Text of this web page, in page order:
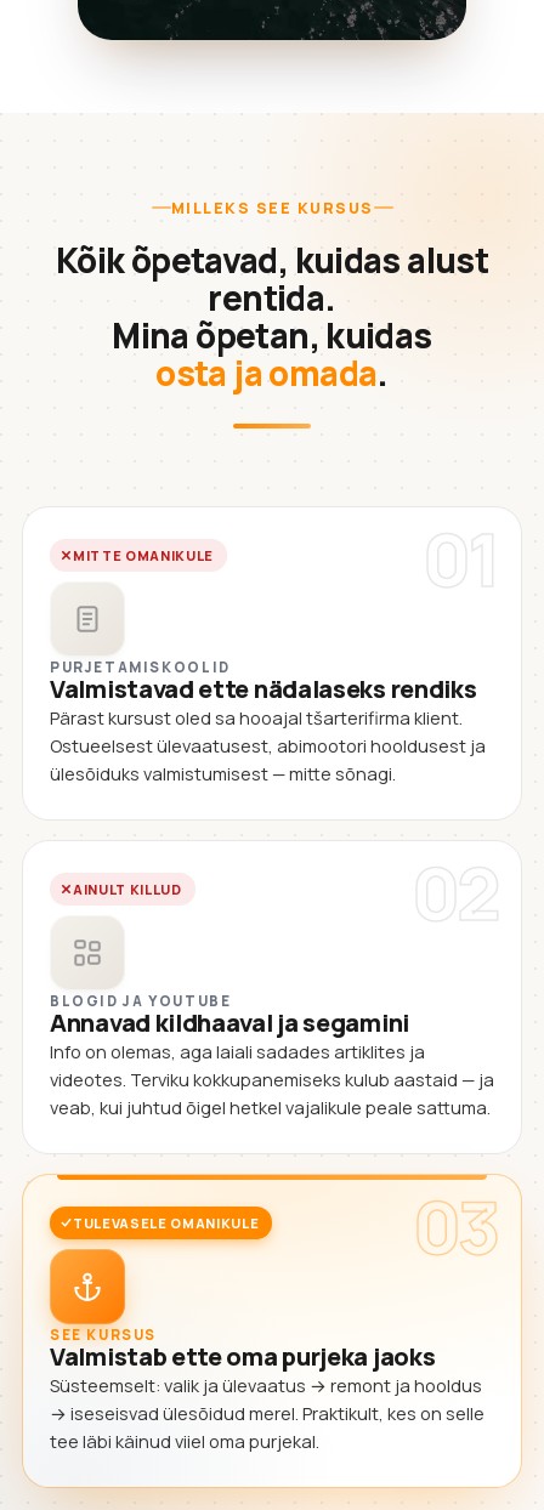
MILLEKS SEE KURSUS
Kõik õpetavad, kuidas alust
rentida.
Mina õpetan, kuidas
osta ja omada.
01
MITTE OMANIKULE
PURJETAMISKOOLID
Valmistavad ette nädalaseks rendiks
Pärast kursust oled sa hooajal tšarterifirma klient.
Ostueelsest ülevaatusest, abimootori hooldusest ja
ülesõiduks valmistumisest — mitte sõnagi.
02
AINULT KILLUD
BLOGID JA YOUTUBE
Annavad kildhaaval ja segamini
Info on olemas, aga laiali sadades artiklites ja
videotes. Terviku kokkupanemiseks kulub aastaid — ja
veab, kui juhtud õigel hetkel vajalikule peale sattuma.
03
TULEVASELE OMANIKULE
SEE KURSUS
Valmistab ette oma purjeka jaoks
Süsteemselt: valik ja ülevaatus → remont ja hooldus
→ iseseisvad ülesõidud merel. Praktikult, kes on selle
tee läbi käinud viiel oma purjekal.